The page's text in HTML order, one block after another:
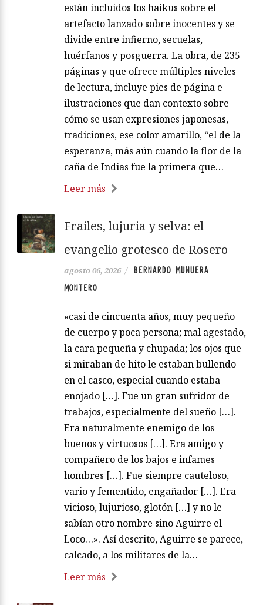
están incluidos los haikus sobre el
artefacto lanzado sobre inocentes y se
divide entre infierno, secuelas,
huérfanos y posguerra. La obra, de 235
páginas y que ofrece múltiples niveles
de lectura, incluye pies de página e
ilustraciones que dan contexto sobre
cómo se usan expresiones japonesas,
tradiciones, ese color amarillo, “el de la
esperanza, más aún cuando la flor de la
caña de Indias fue la primera que…
Leer más
Frailes, lujuria y selva: el
evangelio grotesco de Rosero
agosto 06, 2026 /
BERNARDO MUNUERA
MONTERO
«casi de cincuenta años, muy pequeño
de cuerpo y poca persona; mal agestado,
la cara pequeña y chupada; los ojos que
si miraban de hito le estaban bullendo
en el casco, especial cuando estaba
enojado […]. Fue un gran sufridor de
trabajos, especialmente del sueño […].
Era naturalmente enemigo de los
buenos y virtuosos […]. Era amigo y
compañero de los bajos e infames
hombres […]. Fue siempre cauteloso,
vario y fementido, engañador […]. Era
vicioso, lujurioso, glotón […] y no le
sabían otro nombre sino Aguirre el
Loco…». Así descrito, Aguirre se parece,
calcado, a los militares de la…
Leer más